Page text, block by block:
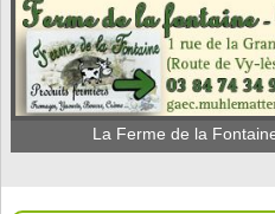
La Ferme de la